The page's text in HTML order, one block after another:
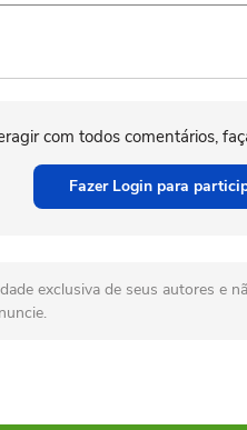
com todos comentários,
Fazer Login para
exclusiva de seus autores e